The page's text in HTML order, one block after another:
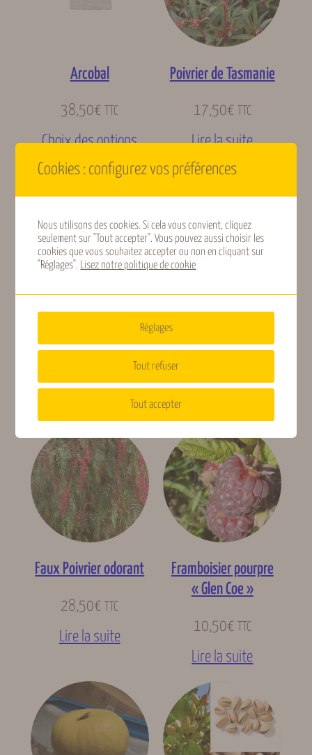
Arcobal
38,50€ TTC
Choix des options
Poivrier de Tasmanie
17,50€ TTC
Lire la suite
Passiflore Fata
Passiflore Eia popeia
17,50€ TTC
Lire la suite
Faux Poivrier odorant
28,50€ TTC
Lire la suite
Framboisier pourpre
« Glen Coe »
10,50€ TTC
Lire la suite
Cookies : configurez vos préférences
Nous utilisons des cookies. Si cela vous convient, cliquez
seulement sur "Tout accepter". Vous pouvez aussi choisir les
cookies que vous souhaitez accepter ou non en cliquant sur
"Réglages". Lisez notre politique de cookie
Réglages
Tout refuser
Tout accepter